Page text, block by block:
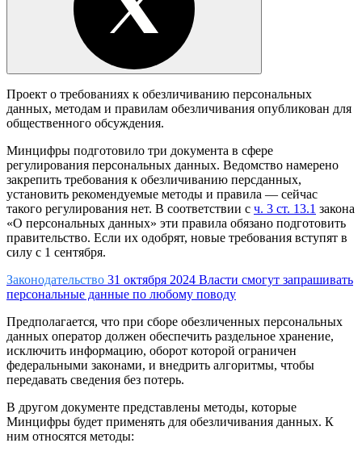
Проект о требованиях к обезличиванию персональных
данных, методам и правилам обезличивания опубликован для
общественного обсуждения.
Минцифры подготовило три документа в сфере
регулирования персональных данных. Ведомство намерено
закрепить требования к обезличиванию персданных,
установить рекомендуемые методы и правила — сейчас
такого регулирования нет. В соответствии с ч. 3 ст. 13.1 закона
«О персональных данных» эти правила обязано подготовить
правительство. Если их одобрят, новые требования вступят в
силу с 1 сентября.
Законодательство 31 октября 2024 Власти смогут запрашивать
персональные данные по любому поводу
Предполагается, что при сборе обезличенных персональных
данных оператор должен обеспечить раздельное хранение,
исключить информацию, оборот которой ограничен
федеральными законами, и внедрить алгоритмы, чтобы
передавать сведения без потерь.
В другом документе представлены методы, которые
Минцифры будет применять для обезличивания данных. К
ним относятся методы: